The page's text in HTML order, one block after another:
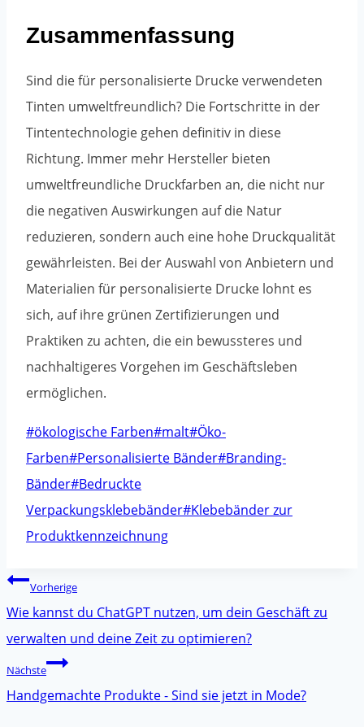
Zusammenfassung
Sind die für personalisierte Drucke verwendeten
Tinten umweltfreundlich? Die Fortschritte in der
Tintentechnologie gehen definitiv in diese
Richtung. Immer mehr Hersteller bieten
umweltfreundliche Druckfarben an, die nicht nur
die negativen Auswirkungen auf die Natur
reduzieren, sondern auch eine hohe Druckqualität
gewährleisten. Bei der Auswahl von Anbietern und
Materialien für personalisierte Drucke lohnt es
sich, auf ihre grünen Zertifizierungen und
Praktiken zu achten, die ein bewussteres und
nachhaltigeres Vorgehen im Geschäftsleben
ermöglichen.
Post
Tags:
#ökologische Farben#malt#Öko-
Farben#Personalisierte Bänder#Branding-
Bänder#Bedruckte
Verpackungsklebebänder#Klebebänder zur
Produktkennzeichnung
Beitrags-
Navigation
Vorherige
Wie kannst du ChatGPT nutzen, um dein Geschäft zu
verwalten und deine Zeit zu optimieren?
Nächste
Handgemachte Produkte - Sind sie jetzt in Mode?